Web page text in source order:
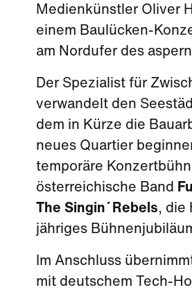
Medienkünstler Oliver
einem Baulücken-
am Nordufer des
Der Spezialist für
verwandelt den
dem in Kürze die
neues Quartier
temporäre
österreichische Band
The Singin´Rebels, die
jähriges
Im Anschluss
mit deutschem Tech-